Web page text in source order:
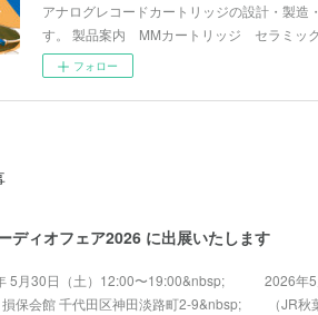
アナログレコードカートリッジの設計・製
す。 製品案内 MMカートリッジ セラミッ
フォロー
ディオフェア2026 に出展いたします
5月30日（土）12:00〜19:00&nbsp; 2026年5
損保会館 千代田区神田淡路町2-9&nbsp; （JR秋